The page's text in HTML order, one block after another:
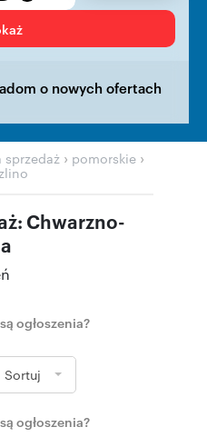
o nowych ofertach
sprzedaż › pomorskie ›
Chwarzno-
ogłoszenia?
Sortuj
ogłoszenia?